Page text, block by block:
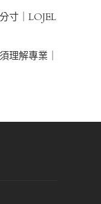
寸｜LOJEL
理解專業｜